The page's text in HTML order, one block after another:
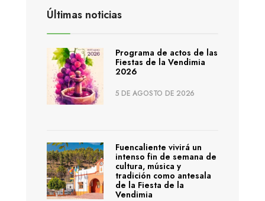
Últimas noticias
Programa de actos de las
Fiestas de la Vendimia
2026
5 DE AGOSTO DE 2026
Fuencaliente vivirá un
intenso fin de semana de
cultura, música y
tradición como antesala
de la Fiesta de la
Vendimia